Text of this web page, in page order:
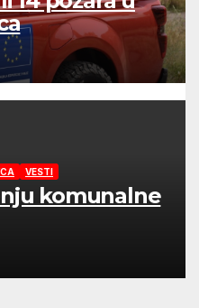
VESTI
komunalne